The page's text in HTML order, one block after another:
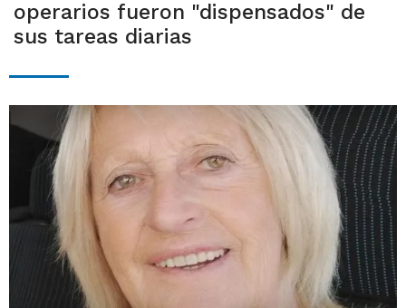
operarios fueron "dispensados" de
sus tareas diarias